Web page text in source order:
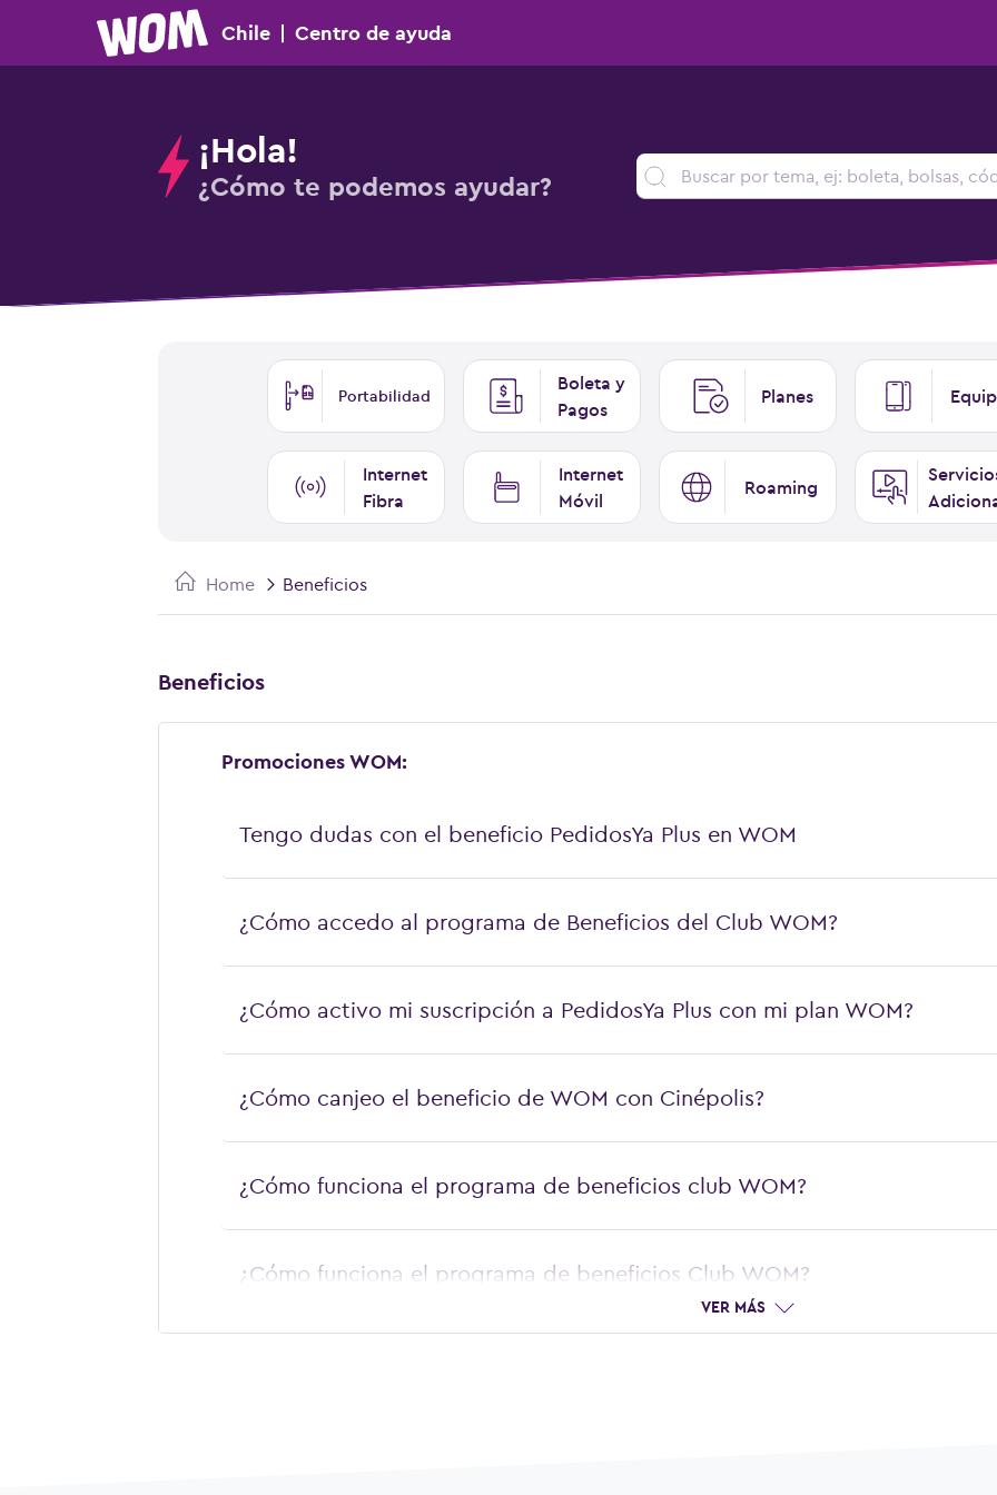
Chile | Centro de ayuda
¡Hola!
¿Cómo te podemos ayudar?
Portabilidad
Boleta y
Pagos
Planes
Internet
Fibra
Internet
Móvil
Roaming
Home Beneficios
Beneficios
Promociones WOM:
Tengo dudas con el beneficio PedidosYa Plus en WOM
¿Cómo accedo al programa de Beneficios del Club WOM?
¿Cómo activo mi suscripción a PedidosYa Plus con mi plan WOM?
¿Cómo canjeo el beneficio de WOM con Cinépolis?
¿Cómo funciona el programa de beneficios club WOM?
¿Cómo funciona el programa de beneficios Club WOM?
VER MÁS